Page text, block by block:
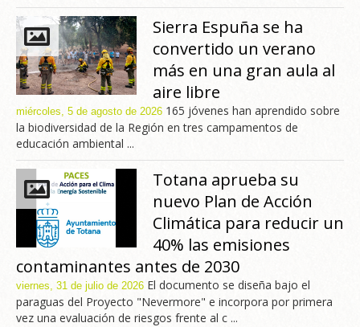
Sierra Espuña se ha
convertido un verano
más en una gran aula al
aire libre
miércoles, 5 de agosto de 2026 165 jóvenes han aprendido sobre
la biodiversidad de la Región en tres campamentos de
educación ambiental ...
Totana aprueba su
nuevo Plan de Acción
Climática para reducir un
40% las emisiones
contaminantes antes de 2030
viernes, 31 de julio de 2026 El documento se diseña bajo el
paraguas del Proyecto "Nevermore" e incorpora por primera
vez una evaluación de riesgos frente al c ...